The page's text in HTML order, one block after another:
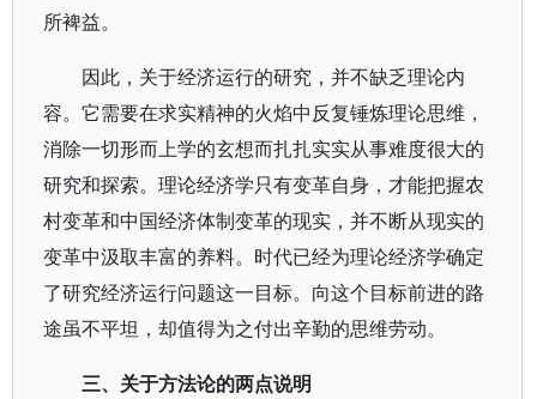
所裨益。
因此，关于经济运行的研究，并不缺乏理论内
容。它需要在求实精神的火焰中反复锤炼理论思维，
消除一切形而上学的玄想而扎扎实实从事难度很大的
研究和探索。理论经济学只有变革自身，才能把握农
村变革和中国经济体制变革的现实，并不断从现实的
变革中汲取丰富的养料。时代已经为理论经济学确定
了研究经济运行问题这一目标。向这个目标前进的路
途虽不平坦，却值得为之付出辛勤的思维劳动。
三、关于方法论的两点说明